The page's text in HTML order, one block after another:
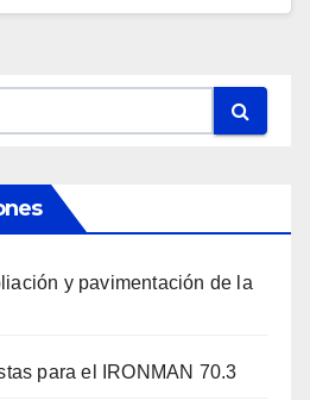
y pavimentación de la
para el IRONMAN 70.3